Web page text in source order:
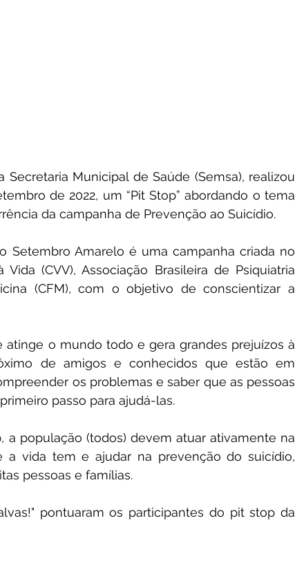
Municipal de Saúde (Semsa), realizou
de 2022, um “Pit Stop” abordando o tema
da campanha de Prevenção ao Suicídio.
Setembro Amarelo é uma campanha criada no
(CVV), Associação Brasileira de Psiquiatria
(CFM), com o objetivo de conscientizar a
o mundo todo e gera grandes prejuízos à
de amigos e conhecidos que estão em
os problemas e saber que as pessoas
passo para ajudá-las.
a população (todos) devem atuar ativamente na
a vida tem e ajudar na prevenção do suicídio,
pessoas e famílias.
pontuaram os participantes do pit stop da